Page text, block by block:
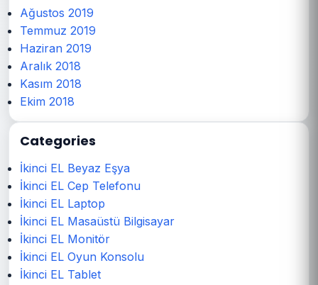
Ağustos 2019
Temmuz 2019
Haziran 2019
Aralık 2018
Kasım 2018
Ekim 2018
Categories
İkinci EL Beyaz Eşya
İkinci EL Cep Telefonu
İkinci EL Laptop
İkinci EL Masaüstü Bilgisayar
İkinci EL Monitör
İkinci EL Oyun Konsolu
İkinci EL Tablet